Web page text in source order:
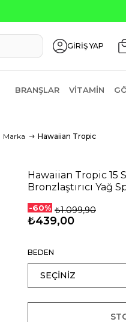
GİRİŞ YAP
BRANŞLAR VITAMIN
Marka Hawaiian Tropic
Hawaiian Tropic 15
Bronzlaştırıcı Yağ
-60% ₺1.099,90
₺439,00
BEDEN